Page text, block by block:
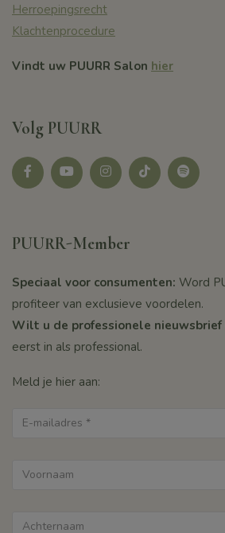
Herroepingsrecht
Klachtenprocedure
Vindt uw PUURR Salon hier
Volg PUURR
Facebook youtubeinstagramtikotk Spotify
PUURR-Member
Speciaal voor consumenten: Word
profiteer van exclusieve voordelen.
Wilt u de professionele nieuwsbrief
eerst in als professional.
Meld je hier aan: